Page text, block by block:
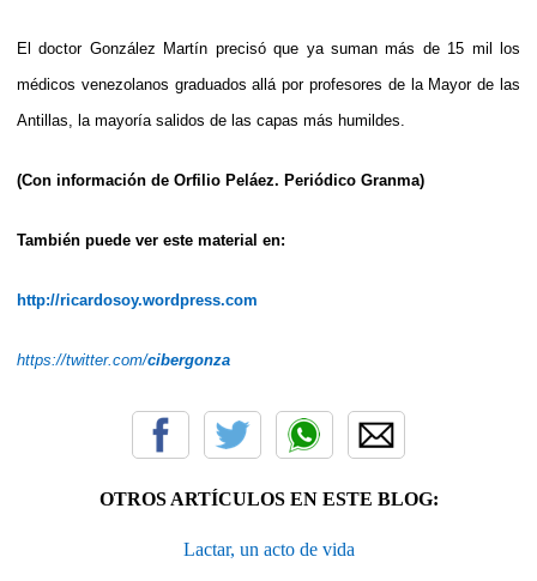
El doctor González Martín precisó que ya suman más de 15 mil los
médicos venezolanos graduados allá por profesores de la Mayor de las
Antillas, la mayoría salidos de las capas más humildes.
(Con información de Orfilio Peláez. Periódico Granma)
También puede ver este material en:
http://ricardosoy.wordpress.com
https://twitter.com/cibergonza
OTROS ARTÍCULOS EN ESTE BLOG:
Lactar, un acto de vida